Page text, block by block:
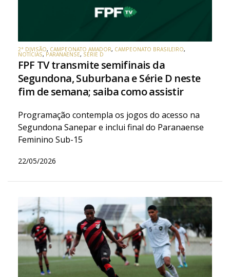
2ª DIVISÃO, CAMPEONATO AMADOR, CAMPEONATO BRASILEIRO,
NOTÍCIAS, PARANAENSE, SÉRIE D
FPF TV transmite semifinais da
Segundona, Suburbana e Série D neste
fim de semana; saiba como assistir
Programação contempla os jogos do acesso na
Segundona Sanepar e inclui final do Paranaense
Feminino Sub-15
22/05/2026